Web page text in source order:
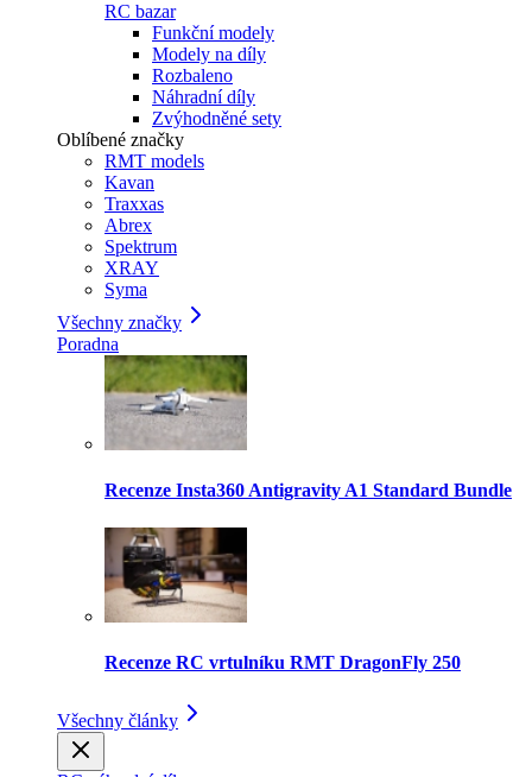
RC bazar
Funkční modely
Modely na díly
Rozbaleno
Náhradní díly
Zvýhodněné sety
Oblíbené značky
RMT models
Kavan
Traxxas
Abrex
Spektrum
XRAY
Syma
Všechny značky
Poradna
Recenze Insta360 Antigravity A1 Standard Bundle
Recenze RC vrtulníku RMT DragonFly 250
Všechny články